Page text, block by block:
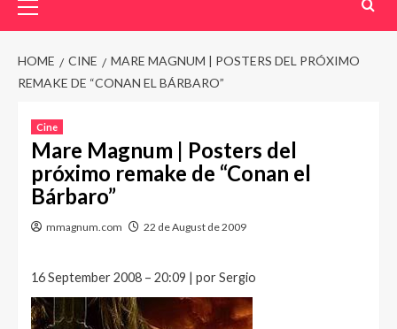
Menu
HOME CINE
MARE MAGNUM | POSTERS DEL PRÓXIMO
REMAKE DE “CONAN EL BÁRBARO”
Cine
Mare Magnum | Posters del
próximo remake de “Conan el
Bárbaro”
mmagnum.com 22 de August de 2009
16 September 2008 – 20:09 | por Sergio